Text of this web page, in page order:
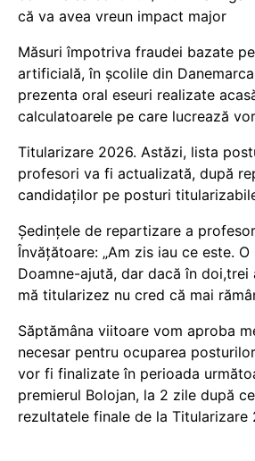
că va avea vreun impact major
Măsuri împotriva fraudei bazate
artificială, în școlile din
prezenta oral eseuri realizate
calculatoarele pe care lucrează
Titularizare 2026. Astăzi, lista
profesori va fi actualizată, după
candidaților pe posturi
Ședințele de repartizare a
Învățătoare: „Am zis iau ce este.
Doamne-ajută, dar dacă în doi,trei
mă titularizez nu cred că mai
Săptămâna viitoare vom aproba
necesar pentru ocuparea
vor fi finalizate în perioada
premierul Bolojan, la 2 zile după
rezultatele finale de la Titularizare